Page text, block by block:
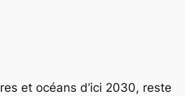
et océans d’ici 2030, reste